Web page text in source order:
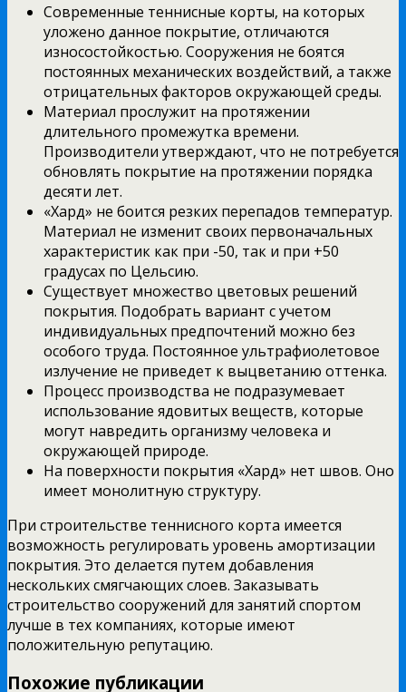
Современные теннисные корты, на которых
уложено данное покрытие, отличаются
износостойкостью. Сооружения не боятся
постоянных механических воздействий, а также
отрицательных факторов окружающей среды.
Материал прослужит на протяжении
длительного промежутка времени.
Производители утверждают, что не потребуется
обновлять покрытие на протяжении порядка
десяти лет.
«Хард» не боится резких перепадов температур.
Материал не изменит своих первоначальных
характеристик как при -50, так и при +50
градусах по Цельсию.
Существует множество цветовых решений
покрытия. Подобрать вариант с учетом
индивидуальных предпочтений можно без
особого труда. Постоянное ультрафиолетовое
излучение не приведет к выцветанию оттенка.
Процесс производства не подразумевает
использование ядовитых веществ, которые
могут навредить организму человека и
окружающей природе.
На поверхности покрытия «Хард» нет швов. Оно
имеет монолитную структуру.
При строительстве теннисного корта имеется
возможность регулировать уровень амортизации
покрытия. Это делается путем добавления
нескольких смягчающих слоев. Заказывать
строительство сооружений для занятий спортом
лучше в тех компаниях, которые имеют
положительную репутацию.
Похожие публикации